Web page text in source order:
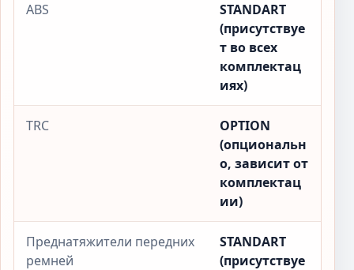
ABS
STANDART
(присутствуе
т во всех
комплектац
иях)
TRC
OPTION
(опциональн
о, зависит от
комплектац
ии)
Преднатяжители передних
ремней
STANDART
(присутствуе